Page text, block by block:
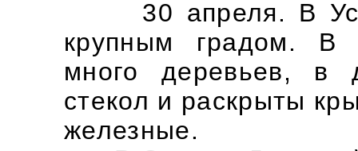
30 апреля. В
крупным градом. В
много деревьев, в
стекол и раскрыты
железные.